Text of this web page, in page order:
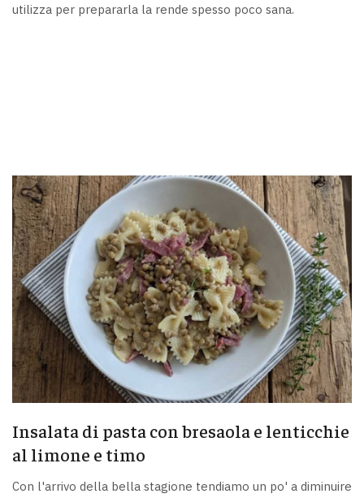
utilizza per prepararla la rende spesso poco sana.
Insalata di pasta con bresaola e lenticchie
al limone e timo
Con l'arrivo della bella stagione tendiamo un po' a diminuire